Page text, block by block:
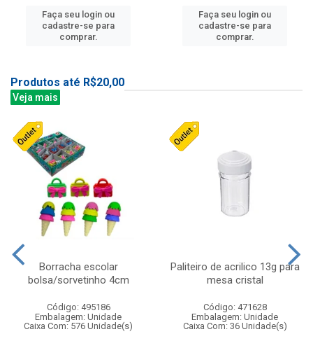
Faça seu login ou
cadastre-se para
comprar.
Faça seu login ou
cadastre-se para
comprar.
Produtos até R$20,00
Veja mais
Borracha escolar
bolsa/sorvetinho 4cm
Código: 495186
Embalagem: Unidade
Caixa Com: 576 Unidade(s)
Paliteiro de acrilico 13g para
mesa cristal
Código: 471628
Embalagem: Unidade
Caixa Com: 36 Unidade(s)